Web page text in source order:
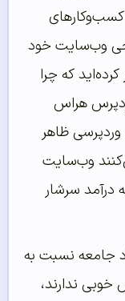
وب‌سایت خود
که چرا
هراس
ظاهر
وب‌سایت
درآمد سرشار
جامعه نسبت به
ندارند،